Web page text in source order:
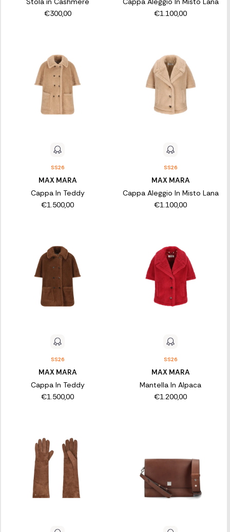
€300,00
€1.100,00
SS26
MAX MARA
Cappa In Teddy
€1.500,00
SS26
MAX MARA
Cappa Aleggio In Misto Lana
€1.100,00
SS26
MAX MARA
Cappa In Teddy
€1.500,00
SS26
MAX MARA
Mantella In Alpaca
€1.200,00